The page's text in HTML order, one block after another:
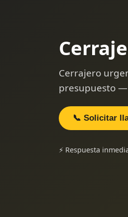
Cerrajero
presupuesto
📞 Solicitar
⚡ Respuesta